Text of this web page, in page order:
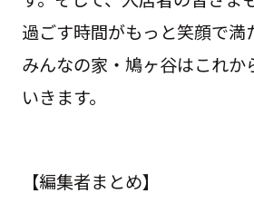
過ごす時間がもっと笑顔で満
みんなの家・鳩ヶ谷はこれか
いきます。
【編集者まとめ】